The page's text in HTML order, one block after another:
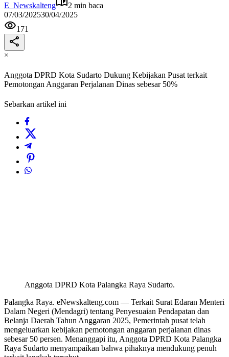
E_Newskalteng
2 min baca
07/03/202530/04/2025
171
×
Anggota DPRD Kota Sudarto Dukung Kebijakan Pusat terkait
Pemotongan Anggaran Perjalanan Dinas sebesar 50%
Sebarkan artikel ini
Anggota DPRD Kota Palangka Raya Sudarto.
Palangka Raya. eNewskalteng.com — Terkait Surat Edaran Menteri
Dalam Negeri (Mendagri) tentang Penyesuaian Pendapatan dan
Belanja Daerah Tahun Anggaran 2025, Pemerintah pusat telah
mengeluarkan kebijakan pemotongan anggaran perjalanan dinas
sebesar 50 persen. Menanggapi itu, Anggota DPRD Kota Palangka
Raya Sudarto menyampaikan bahwa pihaknya mendukung penuh